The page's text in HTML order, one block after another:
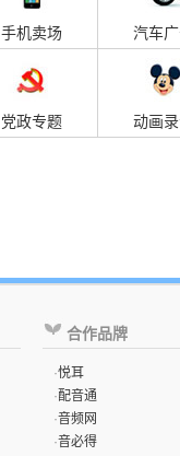
手机卖场 汽车
党政专题 动画
合作品牌
·悦耳
·配音通
·音频网
·音必得